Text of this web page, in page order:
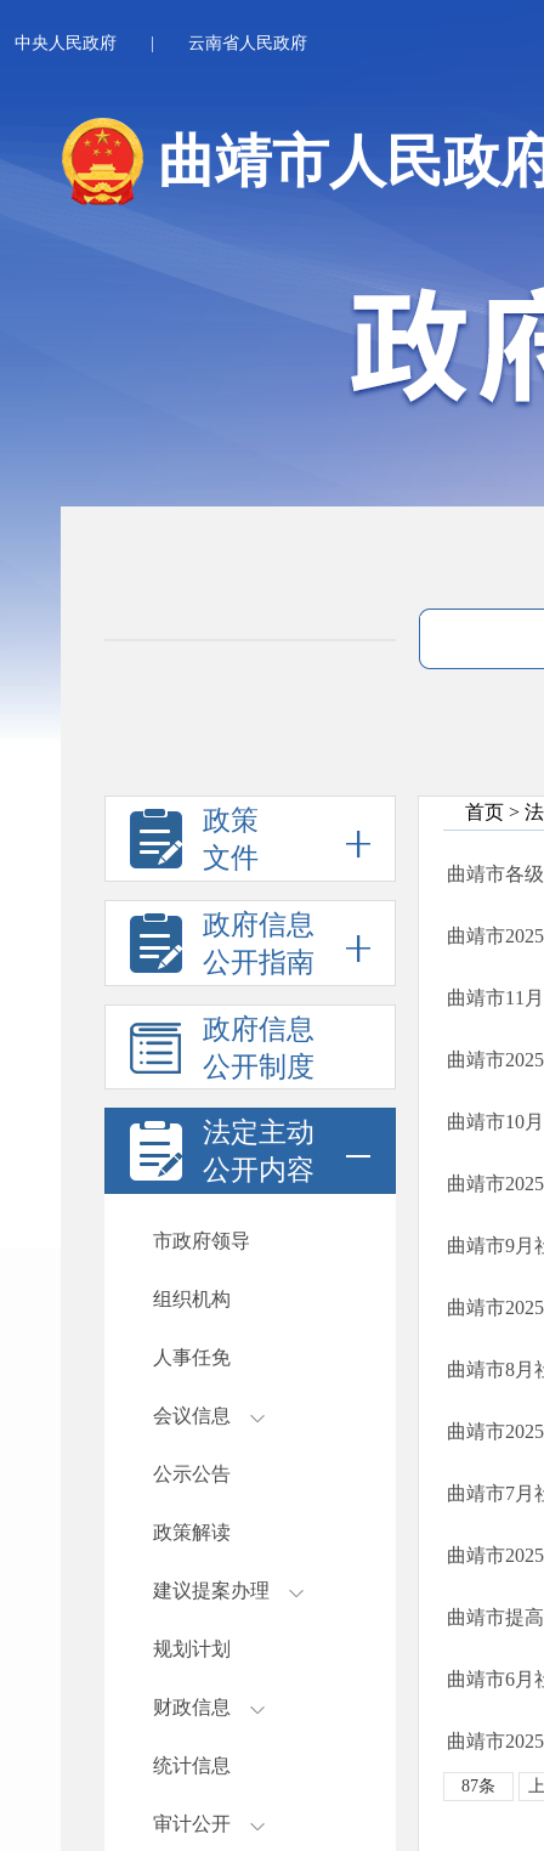
中央人民政府 云南省人民政府
曲靖市人民政
政策
文件
政府信息
公开指南
政府信息
公开制度
法定主动
公开内容
市政府领导
组织机构
人事任免
会议信息
公示公告
政策解读
建议提案办理
规划计划
财政信息
统计信息
审计公开
首页 >
曲靖市各
曲靖市
曲靖市11
曲靖市
曲靖市10
曲靖市
曲靖市9月
曲靖市
曲靖市8月
曲靖市
曲靖市7月
曲靖市
曲靖市提
曲靖市6月
曲靖市
87条